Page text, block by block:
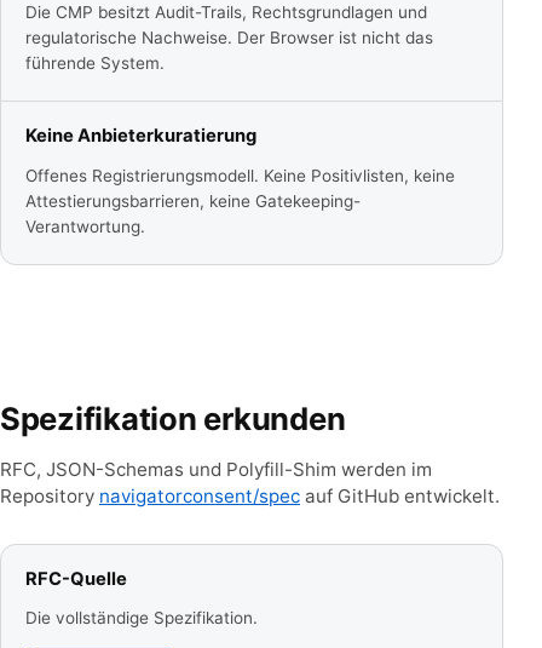
Die CMP besitzt Audit-Trails, Rechtsgrundlagen und
regulatorische Nachweise. Der Browser ist nicht das
führende System.
Keine Anbieterkuratierung
Offenes Registrierungsmodell. Keine Positivlisten, keine
Attestierungsbarrieren, keine Gatekeeping-
Verantwortung.
Spezifikation erkunden
RFC, JSON-Schemas und Polyfill-Shim werden im
Repository navigatorconsent/spec auf GitHub entwickelt.
RFC-Quelle
Die vollständige Spezifikation.